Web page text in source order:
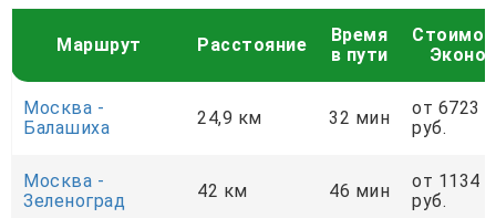
Маршрут Расстояние
Время
в пути
Москва -
Балашиха
24,9 км 32 мин
от 6723
руб.
Москва -
Зеленоград
42 км 46 мин
от 1134
руб.